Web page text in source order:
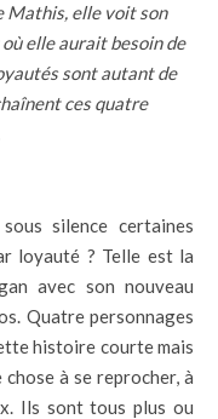
Mathis, elle voit son
elle aurait besoin de
sont autant de
ces quatre
silence certaines
loyauté ? Telle est la
avec son nouveau
Quatre personnages
histoire courte mais
à se reprocher, à
Ils sont tous plus ou